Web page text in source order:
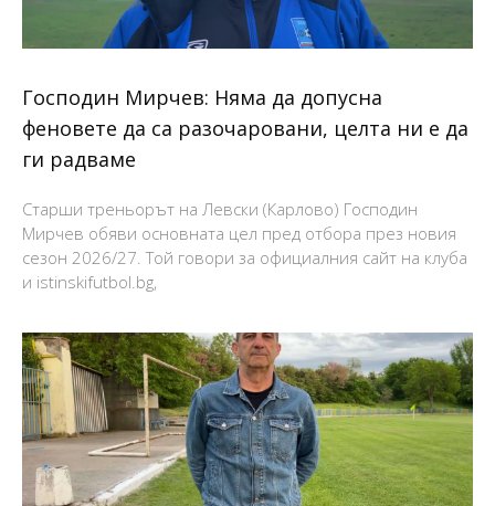
Господин Мирчев: Няма да допусна
феновете да са разочаровани, целта ни е да
ги радваме
Старши треньорът на Левски (Карлово) Господин
Мирчев обяви основната цел пред отбора през новия
сезон 2026/27. Той говори за официалния сайт на клуба
и istinskifutbol.bg,